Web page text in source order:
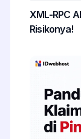
XML-RPC
Risikonya!